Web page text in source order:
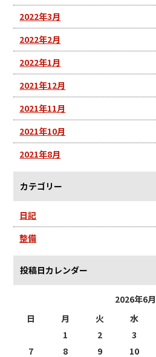
2022年3月
2022年2月
2022年1月
2021年12月
2021年11月
2021年10月
2021年8月
カテゴリー
日記
整備
投稿日カレンダー
2026年6月
日
月 火 水
1
2 3
7
8 9 10